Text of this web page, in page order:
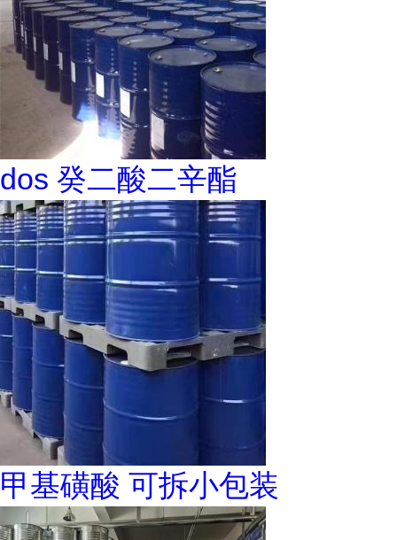
dos 癸二酸二辛酯
甲基磺酸 可拆小包装